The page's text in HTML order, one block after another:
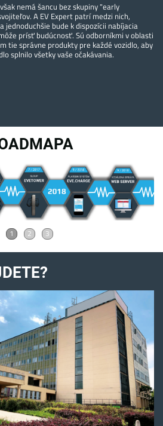
nemá šancu bez skupiny "early
A EV Expert patrí medzi nich,
jednoduchšie bude k dispozícii nabíjacia
prísť budúcnosť. Sú odborníkmi v oblasti
tie správne produkty pre každé vozidlo, aby
splnilo všetky vaše očakávania.